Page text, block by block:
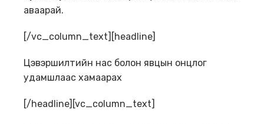
аваарай.
[/vc_column_text][headline]
Цэвэршилтийн нас болон явцын онцлог
удамшлаас хамаарах
[/headline][vc_column_text]